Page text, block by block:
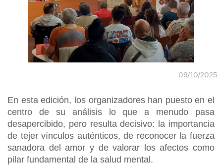
09/10/2025
En esta edición, los organizadores han puesto en el
centro de su análisis lo que a menudo pasa
desapercibido, pero resulta decisivo: la importancia
de tejer vínculos auténticos, de reconocer la fuerza
sanadora del amor y de valorar los afectos como
pilar fundamental de la salud mental.